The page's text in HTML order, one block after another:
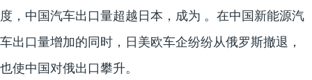
度，中国汽车出口量超越日本，成为 。在中国新能源汽
车出口量增加的同时，日美欧车企纷纷从俄罗斯撤退，
也使中国对俄出口攀升。